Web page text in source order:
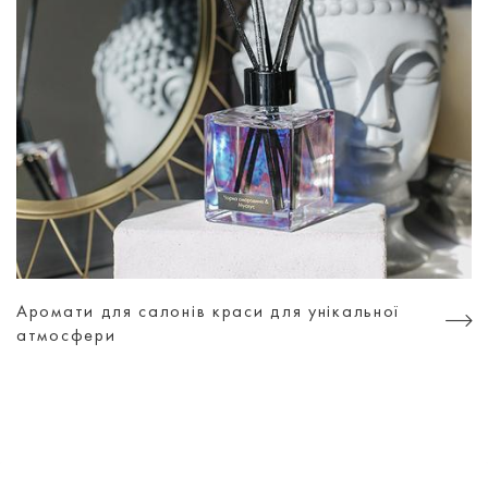
Аромати для салонів краси для унікальної
атмосфери